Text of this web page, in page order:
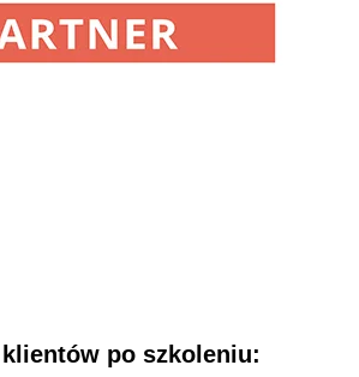
po szkoleniu: